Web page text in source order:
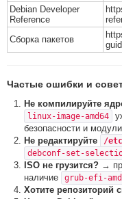
Debian Developer
Reference
Сборка пакетов
Частые ошибки и
Не компилируйте
linux-image-amd64
безопасности и
Не редактируйте
/etc
debconf-set-
ISO не грузится? →
наличие
grub-efi-
Хотите репозиторий